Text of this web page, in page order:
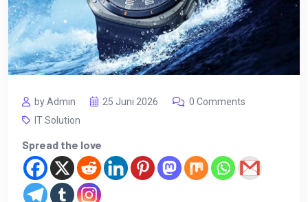
by Admin 25 Juni 2026
0 Comments
IT Solution
Spread the love